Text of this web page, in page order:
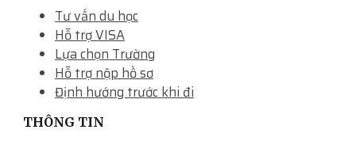
Tư vấn du học
Hỗ trợ VISA
Lựa chọn Trường
Hỗ trợ nộp hồ sơ
Định hướng trước khi đi
THÔNG TIN